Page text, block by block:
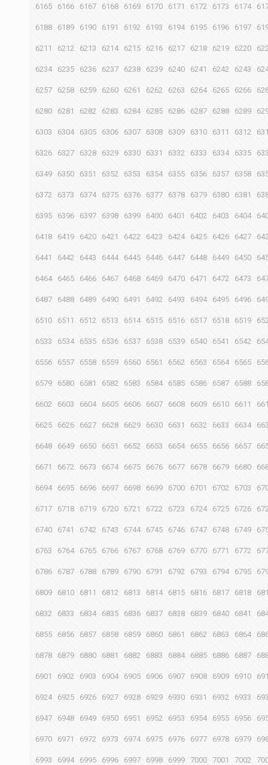
6165 6166 6167 6168 6169 6170 6171 6172 6173 6174
6188 6189 6190 6191 6192 6193 6194 6195 6196 6197
6211 6212 6213 6214 6215 6216 6217 6218 6219 6220
6234 6235 6236 6237 6238 6239 6240 6241 6242 6243
6257 6258 6259 6260 6261 6262 6263 6264 6265 6266
6280 6281 6282 6283 6284 6285 6286 6287 6288 6289
6303 6304 6305 6306 6307 6308 6309 6310 6311 6312
6326 6327 6328 6329 6330 6331 6332 6333 6334 6335
6349 6350 6351 6352 6353 6354 6355 6356 6357 6358
6372 6373 6374 6375 6376 6377 6378 6379 6380 6381
6395 6396 6397 6398 6399 6400 6401 6402 6403 6404
6418 6419 6420 6421 6422 6423 6424 6425 6426 6427
6441 6442 6443 6444 6445 6446 6447 6448 6449 6450
6464 6465 6466 6467 6468 6469 6470 6471 6472 6473
6487 6488 6489 6490 6491 6492 6493 6494 6495 6496
6510 6511 6512 6513 6514 6515 6516 6517 6518 6519
6533 6534 6535 6536 6537 6538 6539 6540 6541 6542
6556 6557 6558 6559 6560 6561 6562 6563 6564 6565
6579 6580 6581 6582 6583 6584 6585 6586 6587 6588
6602 6603 6604 6605 6606 6607 6608 6609 6610 6611
6625 6626 6627 6628 6629 6630 6631 6632 6633 6634
6648 6649 6650 6651 6652 6653 6654 6655 6656 6657
6671 6672 6673 6674 6675 6676 6677 6678 6679 6680
6694 6695 6696 6697 6698 6699 6700 6701 6702 6703
6717 6718 6719 6720 6721 6722 6723 6724 6725 6726
6740 6741 6742 6743 6744 6745 6746 6747 6748 6749
6763 6764 6765 6766 6767 6768 6769 6770 6771 6772
6786 6787 6788 6789 6790 6791 6792 6793 6794 6795
6809 6810 6811 6812 6813 6814 6815 6816 6817 6818
6832 6833 6834 6835 6836 6837 6838 6839 6840 6841
6855 6856 6857 6858 6859 6860 6861 6862 6863 6864
6878 6879 6880 6881 6882 6883 6884 6885 6886 6887
6901 6902 6903 6904 6905 6906 6907 6908 6909 6910
6924 6925 6926 6927 6928 6929 6930 6931 6932 6933
6947 6948 6949 6950 6951 6952 6953 6954 6955 6956
6970 6971 6972 6973 6974 6975 6976 6977 6978 6979
6993 6994 6995 6996 6997 6998 6999 7000 7001 7002